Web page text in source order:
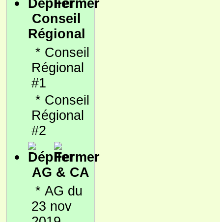
Conseil
Régional
* Conseil
Régional
#1
* Conseil
Régional
#2
AG & CA
* AG du
23 nov